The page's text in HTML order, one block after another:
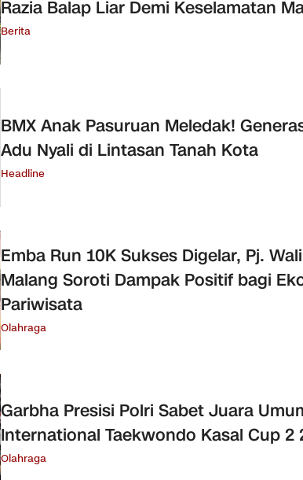
Razia Balap Liar Demi Keselamatan
Berita
BMX Anak Pasuruan Meledak!
Adu Nyali di Lintasan Tanah Kota
Headline
Emba Run 10K Sukses Digelar, Pj.
Malang Soroti Dampak Positif bagi
Pariwisata
Olahraga
Garbha Presisi Polri Sabet Juara
International Taekwondo Kasal Cup 2
Olahraga